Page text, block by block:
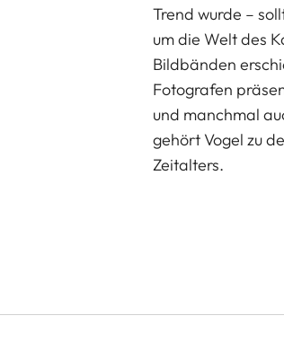
Trend wurde –
um die Welt des
Bildbänden
Fotografen
und manchmal
gehört Vogel zu
Zeitalters.